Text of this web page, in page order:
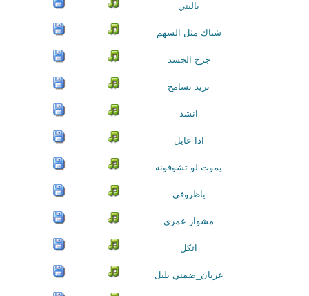
باليني
شتاك مثل السهم
جرح الجسد
تريد تسامح
انشد
اذا عايل
يموت لو تشوفونة
ياظروفي
مشوار عمري
اثكل
عريان_ضمني بليل